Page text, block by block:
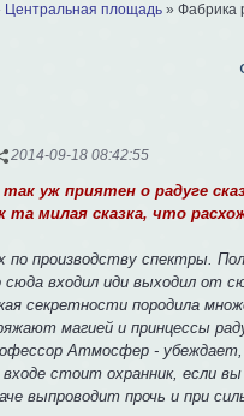
Центральная площадь » Фабрика
2014-09-18 08:42:55
так уж приятен о радуге
та милая сказка, что
по производству спектры.
входил иди выходил от
секретности породила
магией и принцессы
Атмосфер - убеждает,
стоит охранник, если
выпроводит прочь и при